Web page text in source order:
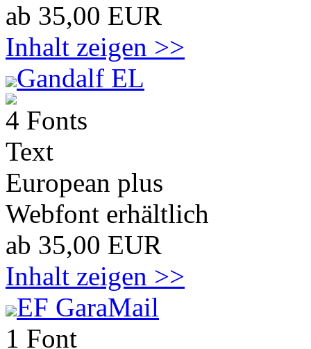
ab 35,00 EUR
Inhalt zeigen >>
Gandalf EL
4 Fonts
Text
European plus
Webfont erhältlich
ab 35,00 EUR
Inhalt zeigen >>
EF GaraMail
1 Font